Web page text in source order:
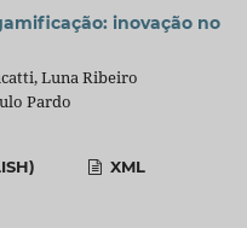
inovação no
Luna Ribeiro
Pardo
XML